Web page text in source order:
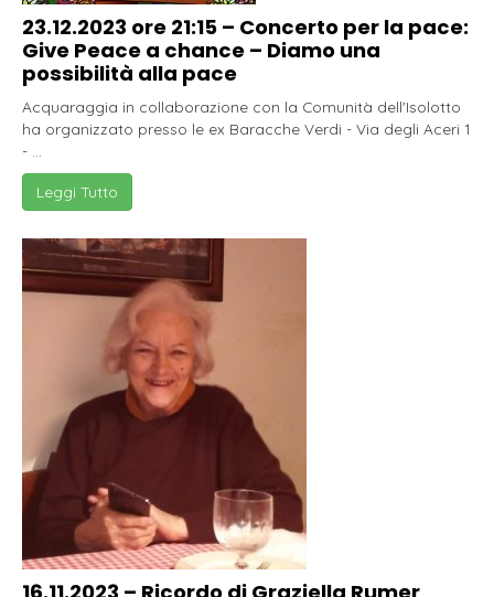
23.12.2023 ore 21:15 – Concerto per la pace:
Give Peace a chance – Diamo una
possibilità alla pace
Acquaraggia in collaborazione con la Comunità dell'Isolotto
ha organizzato presso le ex Baracche Verdi - Via degli Aceri 1
- ...
Leggi Tutto